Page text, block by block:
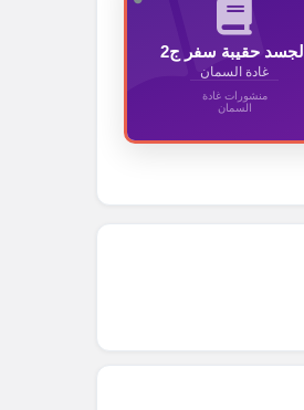
الجسد حقيبة سفر ج2
غادة السمان
منشورات غادة
السمان